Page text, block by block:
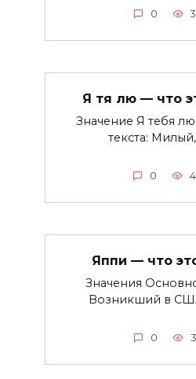
0
Я тя лю — что
Значение Я тебя
текста:
0
Яппи — что
Значения
Возникший в
0